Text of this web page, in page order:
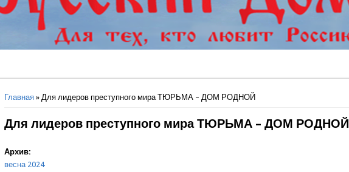
Вы здесь
Главная » Для лидеров преступного мира ТЮРЬМА – ДОМ РОДНОЙ
Для лидеров преступного мира ТЮРЬМА – ДОМ РОДНОЙ
Архив:
весна 2024